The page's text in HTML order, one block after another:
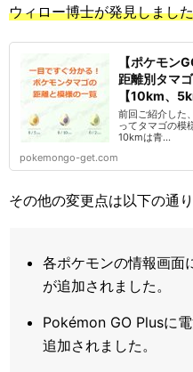
ウィロー博士が発見しまし
【ポケモン
距離別タマ
【10km、
前回ご紹介した
ってタマゴの模
10kmは青...
pokemongo-get.com
その他の変更点は以下の通り
各ポケモンの情報画面
が追加されました。
Pokémon GO Plusに
追加されました。